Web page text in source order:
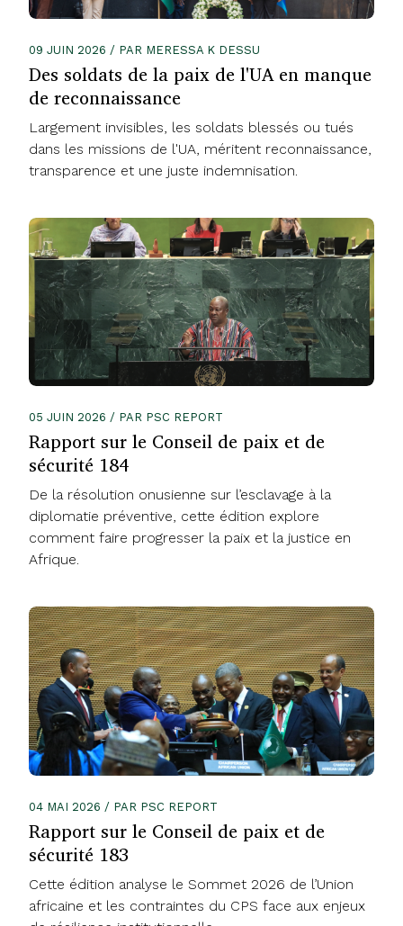
09 JUIN 2026 / PAR MERESSA K DESSU
Des soldats de la paix de l'UA en manque
de reconnaissance
Largement invisibles, les soldats blessés ou tués
dans les missions de l'UA, méritent reconnaissance,
transparence et une juste indemnisation.
05 JUIN 2026 / PAR PSC REPORT
Rapport sur le Conseil de paix et de
sécurité 184
De la résolution onusienne sur l’esclavage à la
diplomatie préventive, cette édition explore
comment faire progresser la paix et la justice en
Afrique.
04 MAI 2026 / PAR PSC REPORT
Rapport sur le Conseil de paix et de
sécurité 183
Cette édition analyse le Sommet 2026 de l’Union
africaine et les contraintes du CPS face aux enjeux